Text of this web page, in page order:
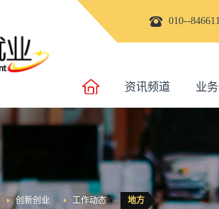
010--
资讯频道 业
地方
工作动态
创新创业